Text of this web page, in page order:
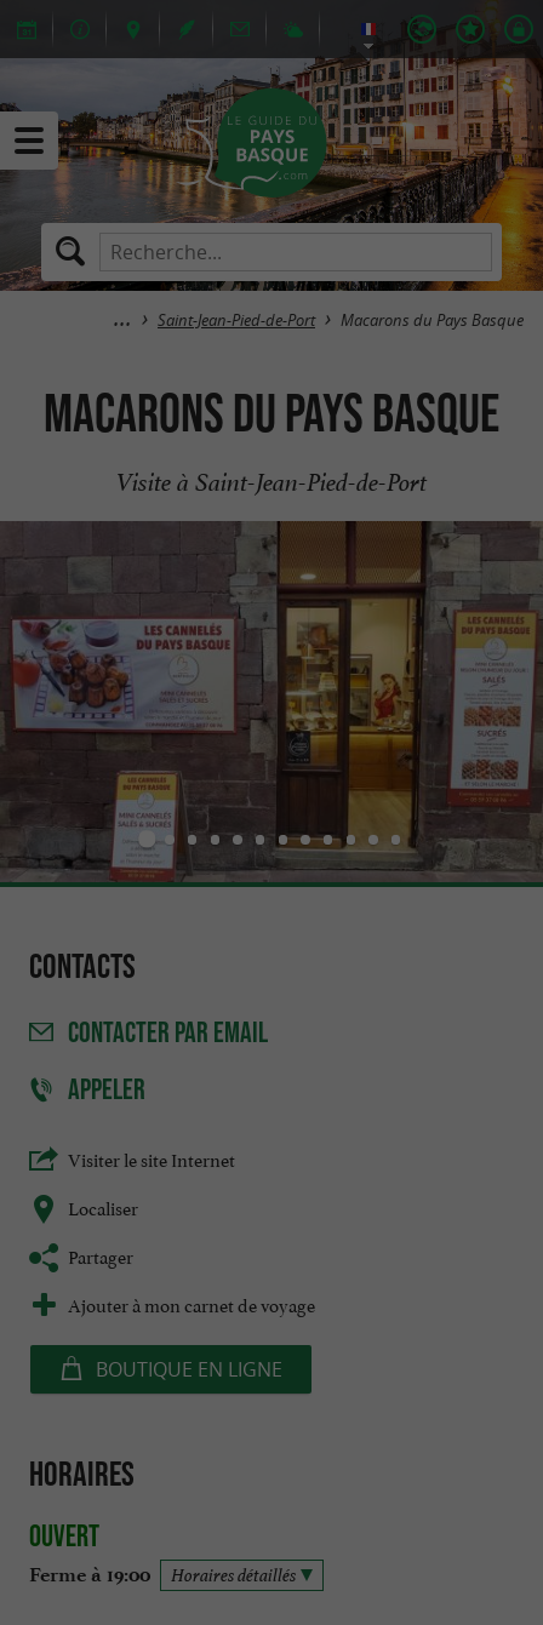
Saint-Jean-Pied-de-Port Macarons du Pays Basque
Macarons du Pays Basque
Visite à Saint-Jean-Pied-de-Port
Contacts
CONTACTER PAR EMAIL
APPELER
Visiter le site Internet
Localiser
Partager
Ajouter à mon carnet de voyage
BOUTIQUE EN LIGNE
Horaires
Ouvert
Ferme à 19:00 Horaires détaillés